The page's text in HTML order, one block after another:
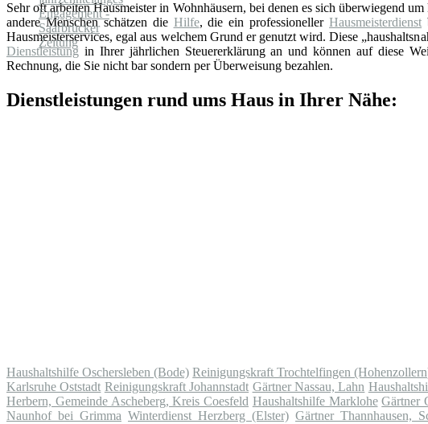
Sehr oft arbeiten Hausmeister in Wohnhäusern, bei denen es sich überwiegend
andere Menschen schätzen die Hilfe, die ein professionellerHausmeisterdienst
Hausmeisterservices, egal aus welchem Grund er genutzt wird. Diese
Dienstleistung in Ihrer jährlichen Steuererklärung an und können auf diese
Rechnung, die Sie nicht bar sondern per Überweisung bezahlen.
Dienstleistungen rund ums Haus in Ihrer Nähe:
Haushaltshilfe Oschersleben (Bode) Reinigungskraft Trochtelfingen
Karlsruhe Oststadt Reinigungskraft Johannstadt Gärtner Nassau, Lahn
Herbern, Gemeinde Ascheberg, Kreis Coesfeld Haushaltshilfe Marklohe Gärtner
Naunhof bei Grimma Winterdienst Herzberg (Elster) Gärtner Thannhausen,